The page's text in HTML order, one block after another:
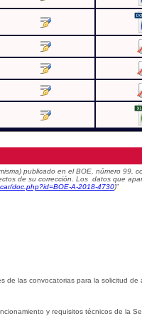
publicado en el BOE, número 99,
de su corrección. Los datos que
doc.php?id=BOE-A-2018-4730)”
de las convocatorias para la solicitud de
y requisitos técnicos de la